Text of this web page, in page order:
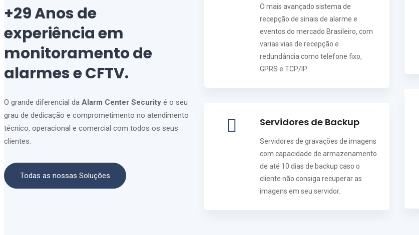
+29 Anos de
experiência em
monitoramento de
alarmes e CFTV.
O grande diferencial da Alarm Center Security é o seu
grau de dedicação e comprometimento no atendimento
técnico, operacional e comercial com todos os seus
clientes.
Todas as nossas Soluções
O mais avançado sistema de
recepção de sinais de alarme e
eventos do mercado Brasileiro, com
varias vias de recepção e
redundância como telefone fixo,
GPRS e TCP/IP.
Servidores de Backup
Servidores de gravações de imagens
com capacidade de armazenamento
de até 10 dias de backup caso o
cliente não consiga recuperar as
imagens em seu servidor.